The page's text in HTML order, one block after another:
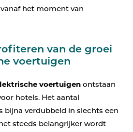
het moment van
van de groei
voertuigen
voertuigen ontstaan
hotels. Het aantal
bijna verdubbeld in slechts een
steeds belangrijker wordt